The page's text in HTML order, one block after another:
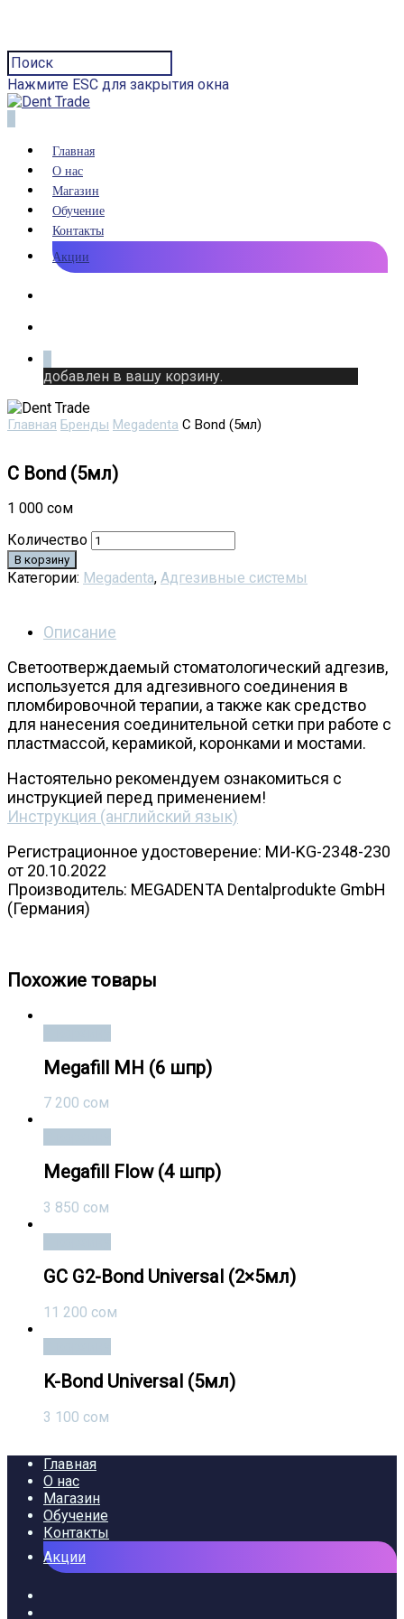
Нажмите ESC для закрытия окна
Главная
О нас
Магазин
Обучение
Контакты
Акции
добавлен в вашу корзину.
Главная Бренды Megadenta C Bond (5мл)
C Bond (5мл)
1 000 сом
Количество
В корзину
Категории: Megadenta, Адгезивные системы
Описание
Светоотверждаемый стоматологический адгезив,
используется для адгезивного соединения в
пломбировочной терапии, а также как средство
для нанесения соединительной сетки при работе с
пластмассой, керамикой, коронками и мостами.
Настоятельно рекомендуем ознакомиться с
инструкцией перед применением!
Инструкция (английский язык)
Регистрационное удостоверение: МИ-KG-2348-230
от 20.10.2022
Производитель: MEGADENTA Dentalprodukte GmbH
(Германия)
Похожие товары
Megafill MH (6 шпр)
7 200 сом
Megafill Flow (4 шпр)
3 850 сом
GC G2-Bond Universal (2×5мл)
11 200 сом
K-Bond Universal (5мл)
3 100 сом
Главная
О нас
Магазин
Обучение
Контакты
Акции